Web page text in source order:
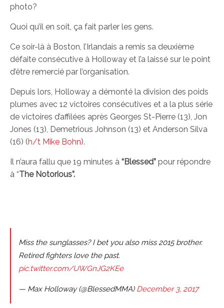
photo?
Quoi qu’il en soit, ça fait parler les gens.
Ce soir-là à Boston, l’Irlandais a remis sa deuxième
défaite consécutive à Holloway et l’a laissé sur le point
d’être remercié par l’organisation.
Depuis lors, Holloway a démonté la division des poids
plumes avec 12 victoires consécutives et a la plus série
de victoires d’affilées après Georges St-Pierre (13), Jon
Jones (13), Demetrious Johnson (13) et Anderson Silva
(16) (h/t Mike Bohn).
Il n’aura fallu que 19 minutes à “Blessed” pour répondre
à “The Notorious”.
Miss the sunglasses? I bet you also miss 2015 brother.
Retired fighters love the past.
pic.twitter.com/UWGnJG2KEe
— Max Holloway (@BlessedMMA) December 3, 2017